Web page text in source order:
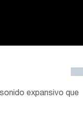
expansivo que